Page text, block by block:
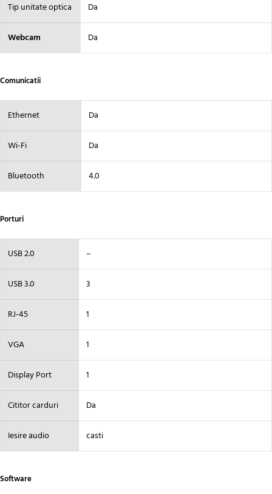
Tip unitate optica Da
Webcam Da
Comunicatii
Ethernet Da
Wi-Fi Da
Bluetooth 4.0
Porturi
USB 2.0 –
USB 3.0 3
RJ-45 1
VGA 1
Display Port 1
Cititor carduri Da
Iesire audio casti
Software